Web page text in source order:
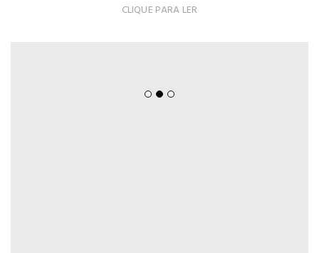
CLIQUE PARA LER